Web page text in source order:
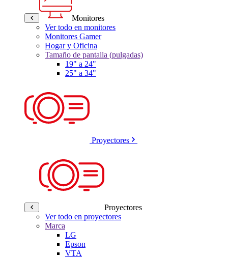
Monitores
Ver todo en monitores
Monitores Gamer
Hogar y Oficina
Tamaño de pantalla (pulgadas)
19" a 24"
25" a 34"
Proyectores
Proyectores
Ver todo en proyectores
Marca
LG
Epson
VTA